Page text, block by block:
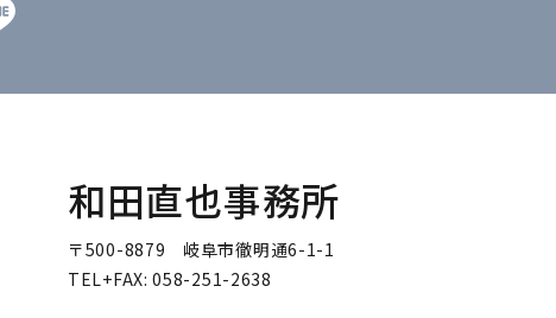
和田直也事務所
〒500-8879 岐阜市徹明通6-1-1
TEL+FAX: 058-251-2638